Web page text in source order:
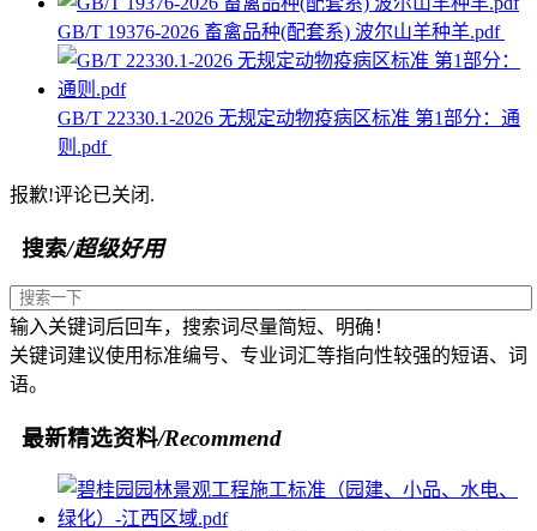
GB/T 19376-2026 畜禽品种(配套系) 波尔山羊种羊.pdf
GB/T 22330.1-2026 无规定动物疫病区标准 第1部分：通
则.pdf
报歉!评论已关闭.
搜索/超级好用
输入关键词后回车，搜索词尽量简短、明确！
关键词建议使用标准编号、专业词汇等指向性较强的短语、词
语。
最新精选资料/Recommend